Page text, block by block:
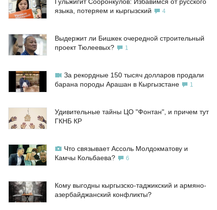
Гульжигит Сооронкулов: Избавимся от русского
языка, потеряем и кыргызский
4
Выдержит ли Бишкек очередной строительный
проект Тюлеевых?
1
За рекордные 150 тысяч долларов продали
барана породы Арашан в Кыргызстане
1
Удивительные тайны ЦО "Фонтан", и причем тут
ГКНБ КР
Что связывает Ассоль Молдокматову и
Камчы Кольбаева?
6
Кому выгодны кыргызско-таджикский и армяно-
азербайджанский конфликты?